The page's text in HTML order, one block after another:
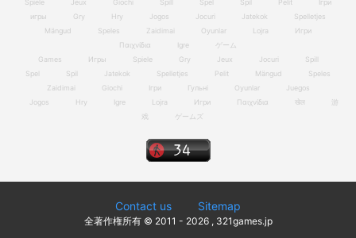
Spiele
Jeux Giochi Spill Spel Spil Pelit
Ігри
игры
Gry Hry Jogos Jocuri Jatekok
Spelletjes
Mängud
Speles Zaidimai Oyunlar Lojra
Игри
Παιχνίδια
Igre
ゲーム
Games
Игры Spiele Gry Jeux Jocuri
Spill
Spel
Spil Jatekok Spelletjes Pelit Mängud
Speles
Zaidimai
Giochi Ігри Гульні Oyunlar
Juegos
Jogos
Hry Igre Lojra Игри Παιχνίδια खेल
游
戏
ゲームズ
Contact us Sitemap
全著作権所有 © 2011 - 2026 , 321games.jp